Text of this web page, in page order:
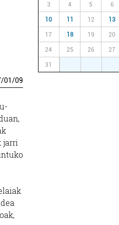
/01/09
jarri
3 4 5 6
10 11 12 13
17 18 19 20
24 25 26 27
31